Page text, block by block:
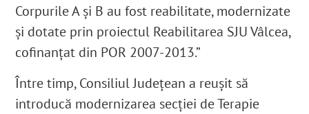
Corpurile A și B au fost reabilitate, modernizate
și dotate prin proiectul Reabilitarea SJU Vâlcea,
cofinanțat din POR 2007-2013.”
Între timp, Consiliul Județean a reușit să
introducă modernizarea secției de Terapie